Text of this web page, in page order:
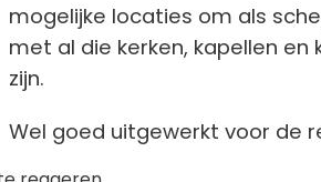
mogelijke locaties om als
met al die kerken, kapellen
zijn.
Wel goed uitgewerkt voor de